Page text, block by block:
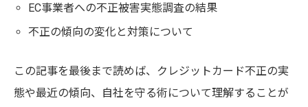
EC事業者への不正被害実態調査の結果
不正の傾向の変化と対策について
この記事を最後まで読めば、クレジットカード不正の実
態や最近の傾向、自社を守る術について理解することが